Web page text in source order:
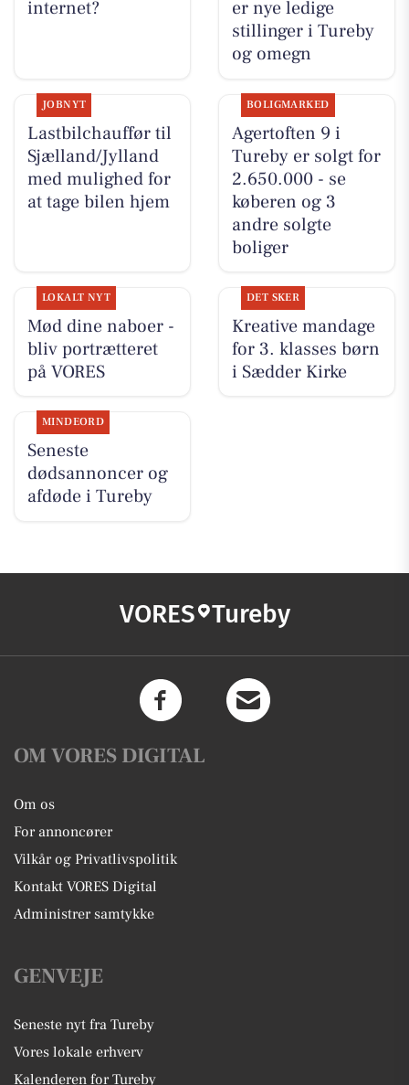
internet?
er nye ledige
stillinger i Tureby
og omegn
JOBNYT
Lastbilchauffør til
Sjælland/Jylland
med mulighed for
at tage bilen hjem
BOLIGMARKED
Agertoften 9 i
Tureby er solgt for
2.650.000 - se
køberen og 3
andre solgte
boliger
LOKALT NYT
Mød dine naboer -
bliv portrætteret
på VORES
DET SKER
Kreative mandage
for 3. klasses børn
i Sædder Kirke
MINDEORD
Seneste
dødsannoncer og
afdøde i Tureby
VORES Tureby
OM VORES DIGITAL
Om os
For annoncører
Vilkår og Privatlivspolitik
Kontakt VORES Digital
Administrer samtykke
GENVEJE
Seneste nyt fra Tureby
Vores lokale erhverv
Kalenderen for Tureby